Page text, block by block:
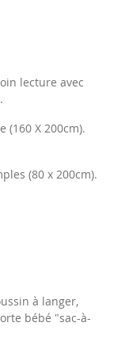
lecture avec
(160 X 200cm).
(80 x 200cm).
à langer,
bébé "sac-à-